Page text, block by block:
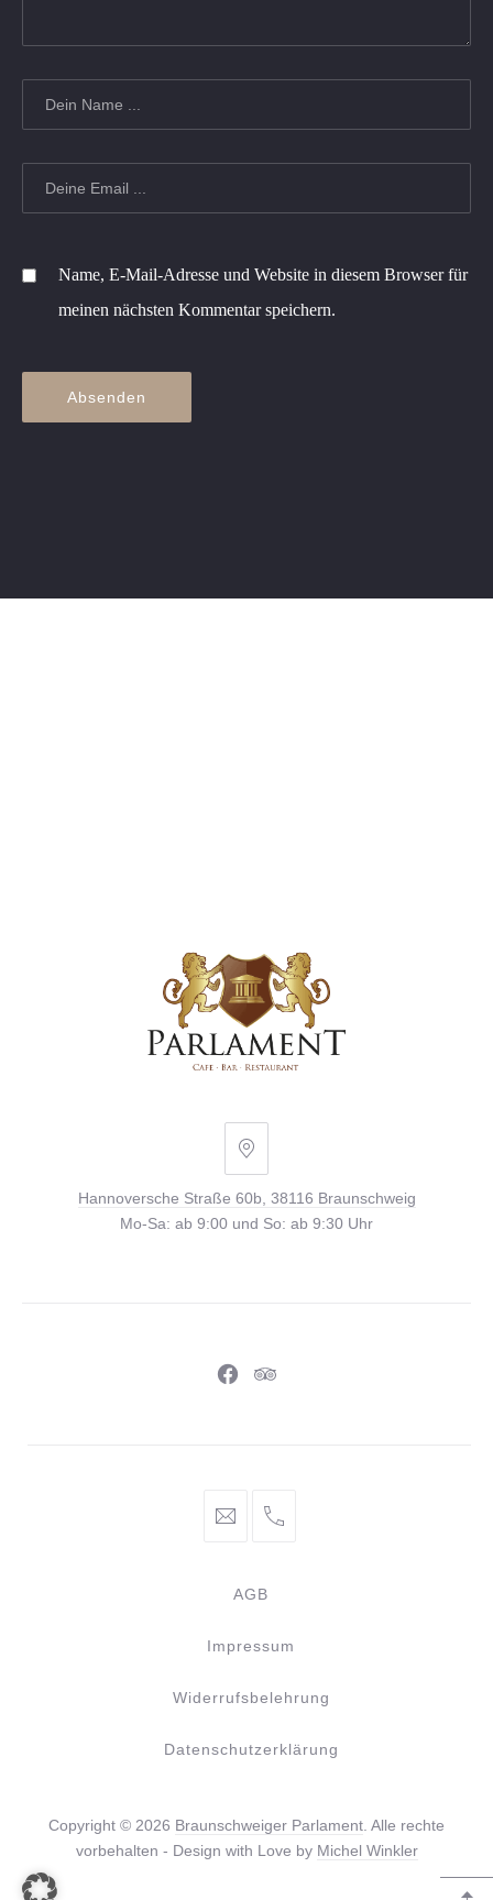
Name, E-Mail-Adresse und Website in diesem Browser für
meinen nächsten Kommentar speichern.
Hannoversche
60b,
38116
Hannoversche Straße 60b, 38116 Braunschweig
Mo-Sa: ab 9:00 und So: ab 9:30 Uhr
NeuesNeues
info@braunschweiger-
+49
AGB
Impressum
Widerrufsbelehrung
Datenschutzerklärung
Copyright © 2026 Braunschweiger Parlament . Alle rechte
vorbehalten - Design with Love by Michel Winkler
WordPress